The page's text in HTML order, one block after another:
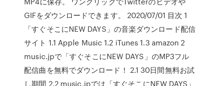
GIFをダウンロードできます。 2020/07/01 目次 1
「すぐそこにNEW DAYS」の音楽ダウンロード配信
サイト 1.1 Apple Music 1.2 iTunes 1.3 amazon 2
music.jpで「すぐそこにNEW DAYS」のMP3フル
配信曲を無料でダウンロード！ 2.1 30日間無料お試
し期間 2.2 music.jpでは「すぐそこにNEW DAYS」